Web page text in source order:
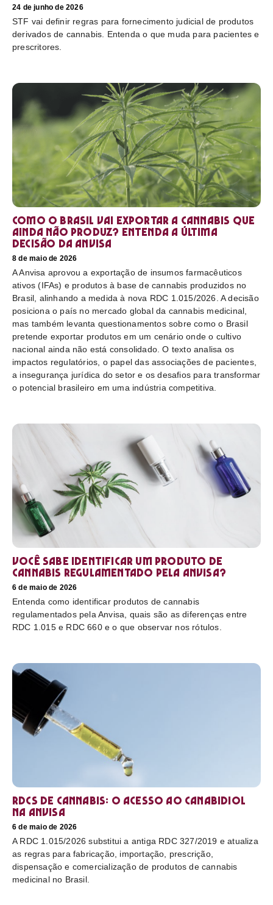
24 de junho de 2026
STF vai definir regras para fornecimento judicial de produtos
derivados de cannabis. Entenda o que muda para pacientes e
prescritores.
Como o Brasil vai exportar a cannabis que
ainda não produz? Entenda a última
decisão da Anvisa
8 de maio de 2026
A Anvisa aprovou a exportação de insumos farmacêuticos
ativos (IFAs) e produtos à base de cannabis produzidos no
Brasil, alinhando a medida à nova RDC 1.015/2026. A decisão
posiciona o país no mercado global da cannabis medicinal,
mas também levanta questionamentos sobre como o Brasil
pretende exportar produtos em um cenário onde o cultivo
nacional ainda não está consolidado. O texto analisa os
impactos regulatórios, o papel das associações de pacientes,
a insegurança jurídica do setor e os desafios para transformar
o potencial brasileiro em uma indústria competitiva.
Você sabe identificar um produto de
cannabis regulamentado pela Anvisa?
6 de maio de 2026
Entenda como identificar produtos de cannabis
regulamentados pela Anvisa, quais são as diferenças entre
RDC 1.015 e RDC 660 e o que observar nos rótulos.
RDCs de cannabis: o acesso ao canabidiol
na Anvisa
6 de maio de 2026
A RDC 1.015/2026 substitui a antiga RDC 327/2019 e atualiza
as regras para fabricação, importação, prescrição,
dispensação e comercialização de produtos de cannabis
medicinal no Brasil.